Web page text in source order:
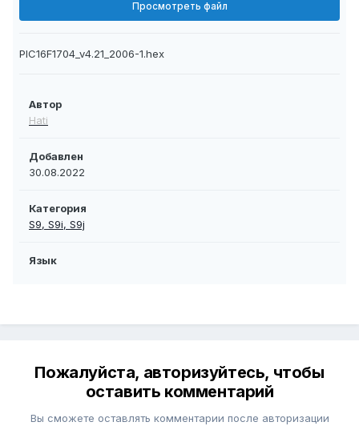
Просмотреть файл
PIC16F1704_v4.21_2006-1.hex
Автор
Hati
Добавлен
30.08.2022
Категория
S9, S9i, S9j
Язык
Пожалуйста, авторизуйтесь, чтобы
оставить комментарий
Вы сможете оставлять комментарии после авторизации